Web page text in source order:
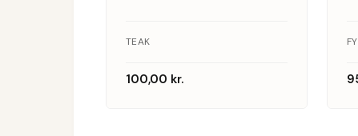
TEAK
100,00 kr.